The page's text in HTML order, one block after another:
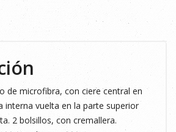
de microfibra, con ciere central en
interna vuelta en la parte superior
2 bolsillos, con cremallera.